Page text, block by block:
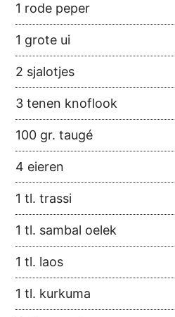
1 rode peper
1 grote ui
2 sjalotjes
3 tenen knoflook
100 gr. taugé
4 eieren
1 tl. trassi
1 tl. sambal oelek
1 tl. laos
1 tl. kurkuma